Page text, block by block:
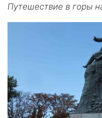
Путешествие в горы